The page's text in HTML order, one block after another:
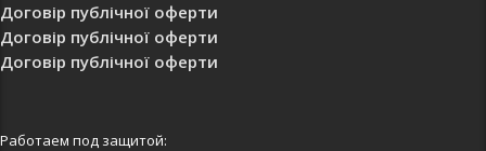
Договір публічної оферти
Договір публічної оферти
Договір публічної оферти
Работаем под защитой: